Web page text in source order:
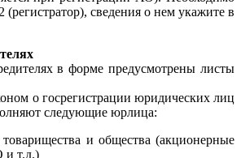
(регистратор), сведения о нем укажите в
в форме предусмотрены листы
о госрегистрации юридических лиц
следующие юрлица:
товарищества и общества (акционерные
и т.д.)